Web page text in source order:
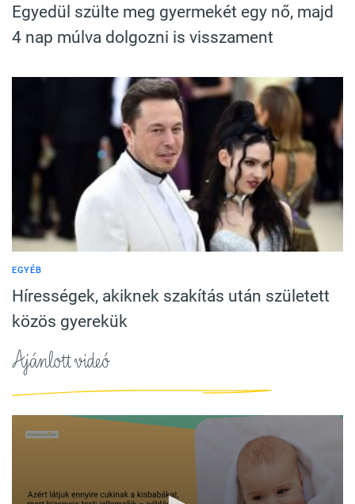
Egyedül szülte meg gyermekét egy nő, majd
4 nap múlva dolgozni is visszament
EGYÉB
Hírességek, akiknek szakítás után született
közös gyerekük
Ajánlott videó